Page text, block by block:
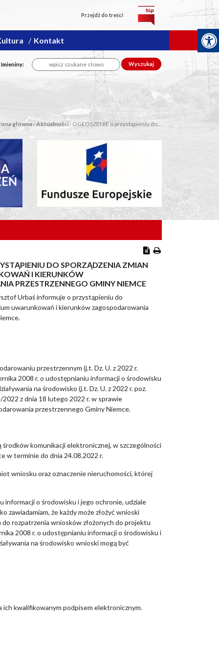
Przejdź do treści
Kontakt
, Imieniny: Wyszukaj
główna › Aktualności› OGŁOSZENIE o przystąpieniu do...
FUNDUSZE
EUROPEJSKIE
DO SPORZĄDZENIA ZMIAN
I KIERUNKÓW
PRZESTRZENNEGO GMINY NIEMCE
Urbaś informuje o przystąpieniu do
uwarunkowań i kierunków zagospodarowania
przestrzennym (j.t. Dz. U. z 2022 r.
2008 r. o udostępnianiu informacji o środowisku
na środowisko (j.t. Dz. U. z 2022 r. poz.
2022 z dnia 18 lutego 2022 r. w sprawie
przestrzennego Gminy Niemce.
komunikacji elektronicznej, w szczególności
w terminie do dnia 24.08.2022 r.
wniosku oraz oznaczenie nieruchomości, której
informacji o środowisku i jego ochronie, udziale
zawiadamiam, że każdy może złożyć wnioski
rozpatrzenia wniosków złożonych do projektu
2008 r. o udostępnianiu informacji o środowisku i
na środowisko wnioski mogą być
kwalifikowanym podpisem elektronicznym.